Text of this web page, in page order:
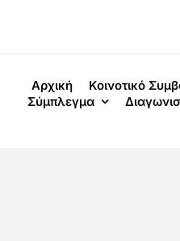
Αρχική Κοινοτικό
Σύμπλεγμα